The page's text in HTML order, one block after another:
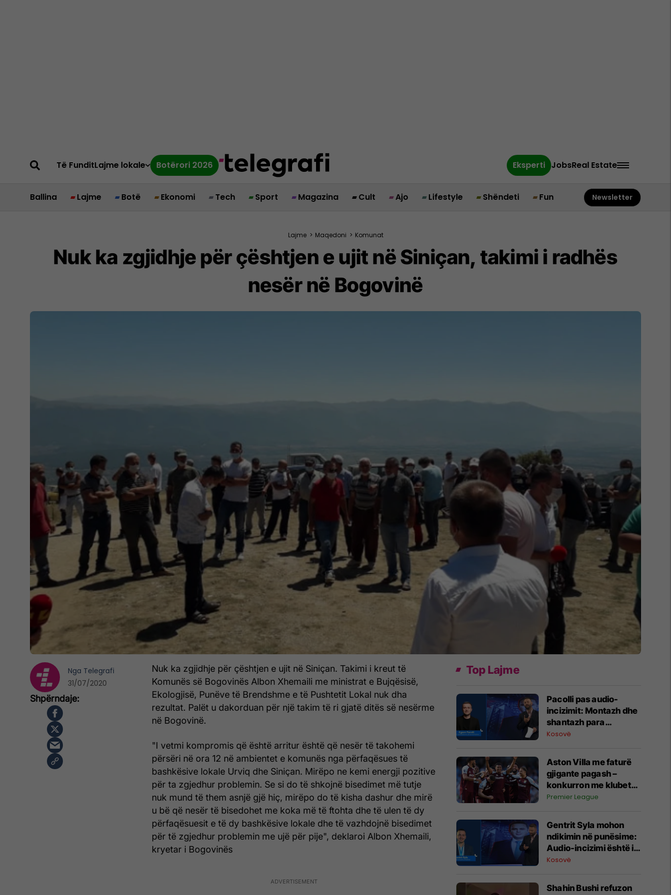
Të FunditLajme lokale Botërori 2026 Eksperti JobsReal Estate
Ballina Lajme Botë Ekonomi Tech Sport Magazina Cult Ajo Lifestyle Shëndeti Fun Newsletter
Lajme > Maqedoni > Komunat
Nuk ka zgjidhje për çështjen e ujit në Siniçan, takimi i radhës
nesër në Bogovinë
Nuk ka zgjidhje për çështjen e ujit në Siniçan. Takimi i kreut të
Komunës së Bogovinës Albon Xhemaili me ministrat e Bujqësisë,
Ekologjisë, Punëve të Brendshme e të Pushtetit Lokal nuk dha
rezultat. Palët u dakorduan për një takim të ri gjatë ditës së nesërme
në Bogovinë.
"I vetmi kompromis që është arritur është që nesër të takohemi
përsëri në ora 12 në ambientet e komunës nga përfaqësues të
bashkësive lokale Urviq dhe Siniçan. Mirëpo ne kemi energji pozitive
për ta zgjedhur problemin. Se si do të shkojnë bisedimet më tutje
nuk mund të them asnjë gjë hiç, mirëpo do të kisha dashur dhe mirë
u bë që nesër të bisedohet me koka më të ftohta dhe të ulen të dy
përfaqësuesit e të dy bashkësive lokale dhe të vazhdojnë bisedimet
për të zgjedhur problemin me ujë për pije", deklaroi Albon Xhemaili,
kryetar i Bogovinës
Nga Telegrafi
31/07/2020
Top Lajme
Pacolli pas audio-
incizimit: Montazh dhe
shantazh para
Kuvendit, asgjë më
Kosovë
Aston Villa me faturë
gjigante pagash –
konkurron me klubet
kryesore
Premier League
Gentrit Syla mohon
ndikimin në punësime:
Audio-incizimi është i
manipuluar dhe
Kosovë
Shahin Bushi refuzon